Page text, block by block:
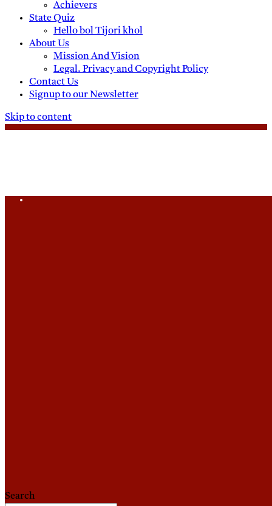
Achievers
State Quiz
Hello bol Tijori khol
About Us
Mission And Vision
Legal. Privacy and Copyright Policy
Contact Us
Signup to our Newsletter
Skip to content
Search